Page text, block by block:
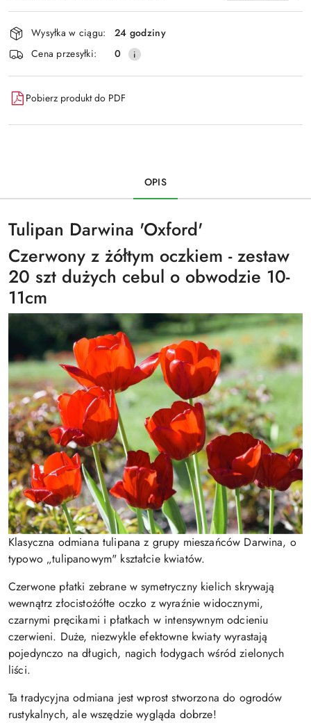
Wyślij
Dostępność
i
dostawa
Wysyłka w ciągu:
24 godziny
Cena przesyłki:
0
Pobierz produkt do PDF
OPIS
Tulipan Darwina 'Oxford'
Czerwony z żółtym oczkiem - zestaw
20 szt dużych cebul o obwodzie 10-
11cm
Klasyczna odmiana tulipana z grupy mieszańców Darwina, o
typowo „tulipanowym" kształcie kwiatów.
Czerwone płatki zebrane w symetryczny kielich skrywają
wewnątrz złocistożółte oczko z wyraźnie widocznymi,
czarnymi pręcikami i płatkach w intensywnym odcieniu
czerwieni. Duże, niezwykle efektowne kwiaty wyrastają
pojedynczo na długich, nagich łodygach wśród zielonych
liści.
Ta tradycyjna odmiana jest wprost stworzona do ogrodów
rustykalnych, ale wszędzie wygląda dobrze!